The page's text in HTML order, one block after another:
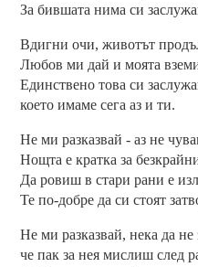
За бившата нима си
Вдигни очи, животът
Любов ми дай и моята
Единствено това си
което имаме сега аз и ти.
Не ми разказвай - аз не
Нощта е кратка за
Да ровиш в стари рани е
Те по-добре да си стоят
Не ми разказвай, нека да не
че пак за нея мислиш след